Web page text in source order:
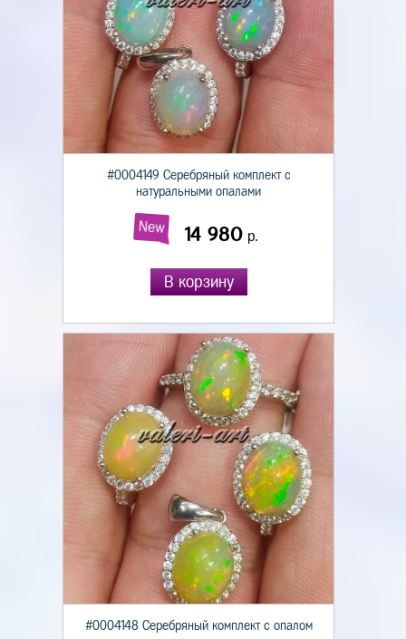
#0004149 Серебряный комплект с
натуральными опалами
New 14 980 р.
В корзину
#0004148 Серебряный комплект с опалом